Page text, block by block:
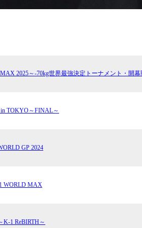
2025～-70kg世界最強決定トーナメント・開幕
in TOKYO～FINAL～
GP 2024
WORLD MAX
K-1 ReBIRTH～